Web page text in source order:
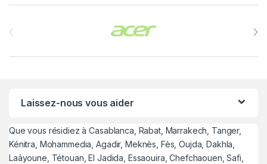
Laissez-nous vous aider
Que vous résidiez à Casablanca, Rabat, Marrakech, Tanger,
Kénitra, Mohammedia, Agadir, Meknès, Fès, Oujda, Dakhla,
Laâyoune, Tétouan, El Jadida, Essaouira, Chefchaouen, Safi,